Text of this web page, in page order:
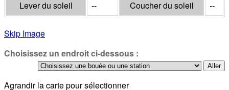
Lever du soleil -- Coucher du soleil --
Skip Image
Choisissez un endroit ci-dessous :
Agrandir la carte pour sélectionner